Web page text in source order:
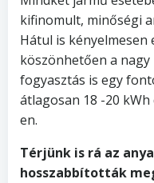
kifinomult, minőségi
Hátul is
köszönhetően a nagy
fogyasztás is egy
átlagosan 18 -20
en.
Térjünk is rá az
hosszabbították